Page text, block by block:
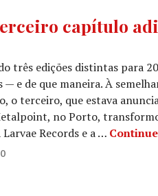
capítulo
três edições distintas para
e de que maneira. À
o terceiro, que estava
no Porto,
Records e a …